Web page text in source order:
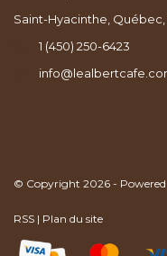
Saint-Hyacinthe, Québec,
1 (450) 250-6423
© Copyright 2026 -
RSS | Plan du site